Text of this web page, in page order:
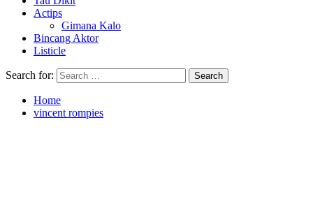
Actips
Gimana Kalo
Bincang Aktor
Listicle
Search for:
Home
vincent rompies